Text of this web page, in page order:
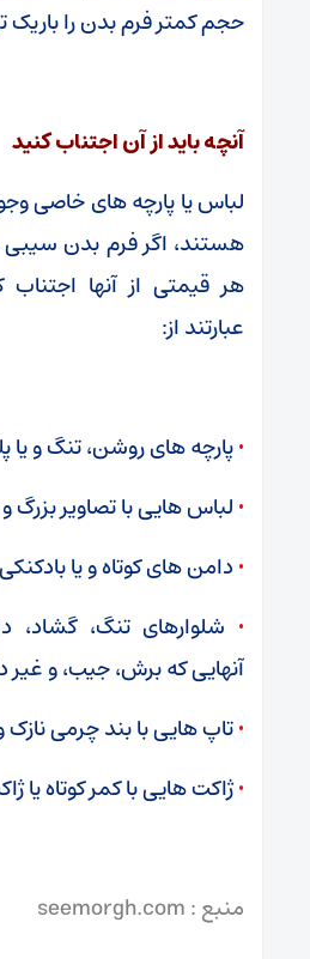
حجم کمتر فرم بدن را باریک
آنچه باید از آن اجتناب کنید
لباس یا پارچه های خاصی
هستند، اگر فرم بدن سیبی
هر قیمتی از آنها اجتناب
عبارتند از:
•پارچه های روشن، تنگ و یا
•لباس هایی با تصاویر بزرگ
•دامن های کوتاه و یا بادکنکی
• شلوارهای تنگ، گشاد،
آنهایی که برش، جیب، و غیر
•تاپ هایی با بند چرمی نازک
•ژاکت هایی با کمر کوتاه یا
منبع : seemorgh.com